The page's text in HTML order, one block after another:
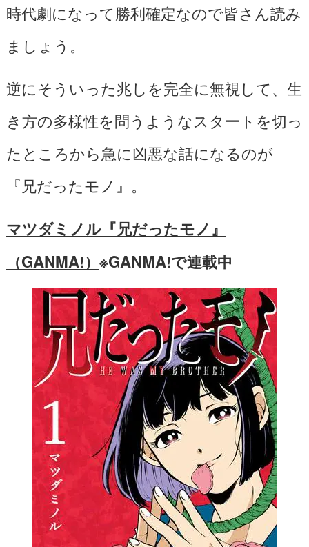
時代劇になって勝利確定なので皆さん読み
ましょう。
逆にそういった兆しを完全に無視して、生
き方の多様性を問うようなスタートを切っ
たところから急に凶悪な話になるのが
『兄だったモノ』。
マツダミノル『兄だったモノ』
（GANMA!） ※GANMA!で連載中